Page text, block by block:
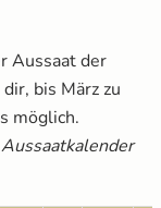
Aussaat der
bis März zu
möglich.
Aussaatkalender